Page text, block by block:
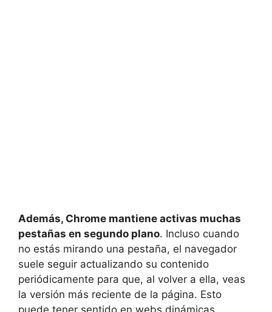
Además, Chrome mantiene activas muchas
pestañas en segundo plano. Incluso cuando
no estás mirando una pestaña, el navegador
suele seguir actualizando su contenido
periódicamente para que, al volver a ella, veas
la versión más reciente de la página. Esto